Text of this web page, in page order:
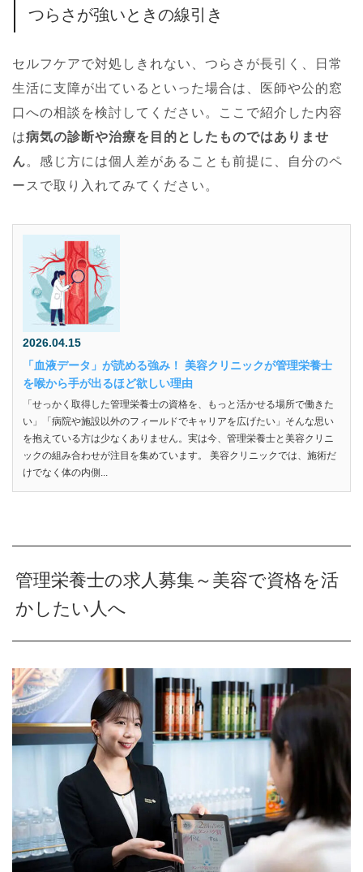
つらさが強いときの線引き
セルフケアで対処しきれない、つらさが長引く、日常
生活に支障が出ているといった場合は、医師や公的窓
口への相談を検討してください。ここで紹介した内容
は病気の診断や治療を目的としたものではありませ
ん。感じ方には個人差があることも前提に、自分のペ
ースで取り入れてみてください。
2026.04.15
「血液データ」が読める強み！ 美容クリニックが管理栄養士
を喉から手が出るほど欲しい理由
「せっかく取得した管理栄養士の資格を、もっと活かせる場所で働きた
い」「病院や施設以外のフィールドでキャリアを広げたい」そんな思い
を抱えている方は少なくありません。実は今、管理栄養士と美容クリニ
ックの組み合わせが注目を集めています。 美容クリニックでは、施術だ
けでなく体の内側...
管理栄養士の求人募集～美容で資格を活
かしたい人へ